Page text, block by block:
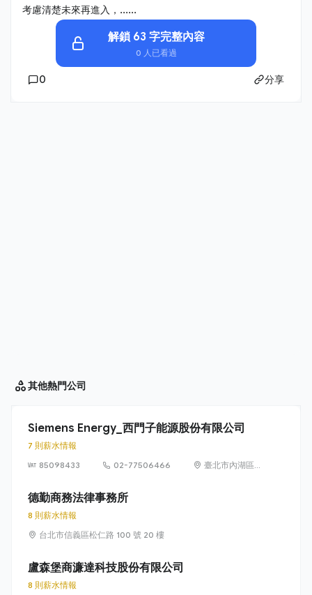
考慮清楚未來再進入，......
解鎖 63 字完整內容
0 人已看過
0 分享
其他熱門公司
Siemens Energy_西門子能源股份有限公司
7 則薪水情報
85098433
02-77506466
臺北市內湖區
德勤商務法律事務所
8 則薪水情報
台北市信義區松仁路 100 號 20 樓
盧森堡商濂達科技股份有限公司
8 則薪水情報